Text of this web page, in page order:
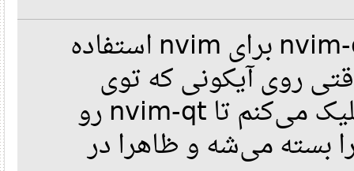
سلام دوستان من از nvim-qt برای nvim استفاده
روی آیکونی که توی
استارتم ساخته شده کلیک می‌کنم تا nvim-qt رو
می‌شه و ظاهرا در